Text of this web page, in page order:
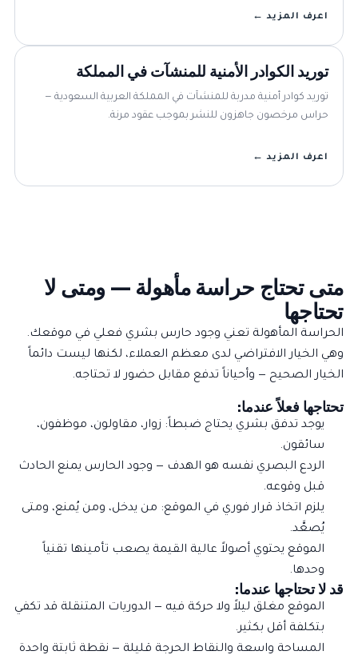
اعرف المزيد ←
توريد الكوادر الأمنية للمنشآت في المملكة
توريد كوادر أمنية مدربة للمنشآت في المملكة العربية السعودية —
حراس مرخصون جاهزون للنشر بموجب عقود مرنة.
اعرف المزيد ←
متى تحتاج حراسة مأهولة — ومتى لا
تحتاجها
الحراسة المأهولة تعني وجود حارس بشري فعلي في موقعك.
وهي الخيار الافتراضي لدى معظم العملاء، لكنها ليست دائماً
الخيار الصحيح — وأحياناً تدفع مقابل حضور لا تحتاجه.
تحتاجها فعلاً عندما:
يوجد تدفق بشري يحتاج ضبطاً: زوار، مقاولون، موظفون،
سائقون.
الردع البصري نفسه هو الهدف — وجود الحارس يمنع الحادث
قبل وقوعه.
يلزم اتخاذ قرار فوري في الموقع: من يدخل، ومن يُمنع، ومتى
يُصعَّد.
الموقع يحتوي أصولاً عالية القيمة يصعب تأمينها تقنياً
وحدها.
قد لا تحتاجها عندما:
الموقع مغلق ليلاً ولا حركة فيه — الدوريات المتنقلة قد تكفي
بتكلفة أقل بكثير.
المساحة واسعة والنقاط الحرجة قليلة — نقطة ثابتة واحدة